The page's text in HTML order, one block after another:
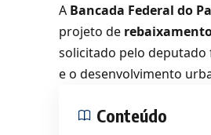
A Bancada Federal do
projeto de
solicitado pelo deputado
e o desenvolvimento
Conteúdo